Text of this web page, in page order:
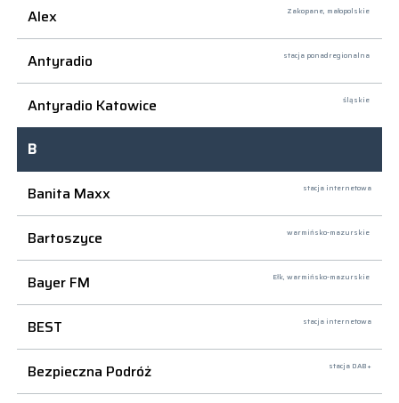
Alex Zakopane, małopolskie
Antyradio stacja ponadregionalna
Antyradio Katowice śląskie
B
Banita Maxx
stacja internetowa
Bartoszyce warmińsko-mazurskie
Bayer FM Ełk, warmińsko-mazurskie
BEST stacja internetowa
Bezpieczna Podróż stacja DAB+